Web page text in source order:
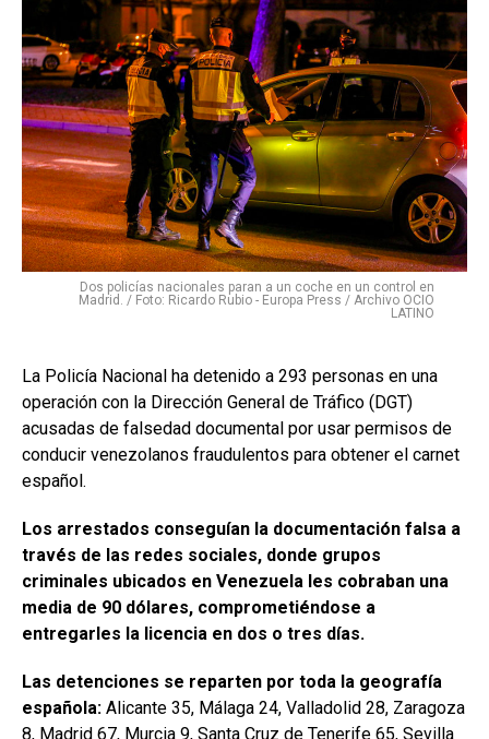
Dos policías nacionales paran a un coche en un control en
Madrid. / Foto: Ricardo Rubio - Europa Press / Archivo OCIO
LATINO
La Policía Nacional ha detenido a 293 personas en una
operación con la Dirección General de Tráfico (DGT)
acusadas de falsedad documental por usar permisos de
conducir venezolanos fraudulentos para obtener el carnet
español.
Los arrestados conseguían la documentación falsa a
través de las redes sociales, donde grupos
criminales ubicados en Venezuela les cobraban una
media de 90 dólares, comprometiéndose a
entregarles la licencia en dos o tres días.
Las detenciones se reparten por toda la geografía
española: Alicante 35, Málaga 24, Valladolid 28, Zaragoza
8, Madrid 67, Murcia 9, Santa Cruz de Tenerife 65, Sevilla